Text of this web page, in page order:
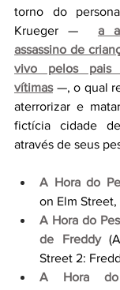
torno do
Krueger —
a
assassino de
vivo pelos pais
vítimas —, o qual
aterrorizar e
fictícia cidade
através de seus
A Hora do
on Elm Street,
A Hora do
de Freddy (A
Street 2:
A Hora